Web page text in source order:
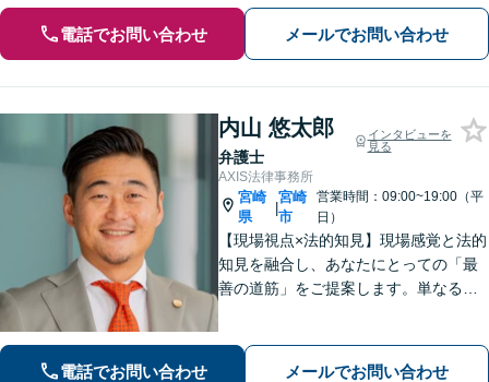
電話でお問い合わせ メールでお問い合わせ
内山 悠太郎
弁護士
インタビューを
見る
AXIS法律事務所
宮崎
県
|
宮崎
市
営業時間：09:00~19:00（平
日）
【現場視点×法的知見】現場感覚と法的
知見を融合し、あなたにとっての「最
善の道筋」をご提案します。単なるリ
に、確かな指針を。お気軽にご相談く
電話でお問い合わせ メールでお問い合わせ